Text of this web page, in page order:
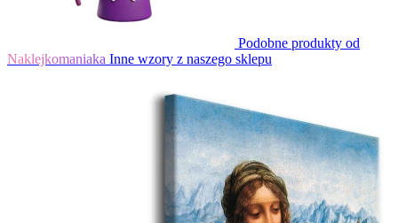
Podobne produkty od
Naklejkomaniaka Inne wzory z naszego sklepu